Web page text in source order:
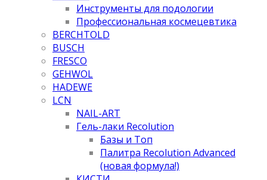
Инструменты для подологии
Профессиональная космецевтика
BERCHTOLD
BUSCH
FRESCO
GEHWOL
HADEWE
LCN
NAIL-ART
Гель-лаки Recolution
Базы и Топ
Палитра Recolution Advanced
(новая формула!)